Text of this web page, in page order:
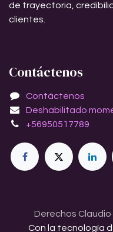
de trayectoria,
clientes.
Contáctenos
Contáctenos
Deshabilitado
+56950517789
Derechos Claudio
Con la tecnología